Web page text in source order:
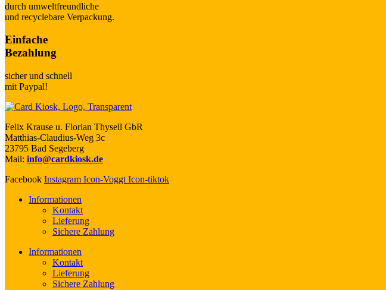
durch umweltfreundliche
und recyclebare Verpackung.
Einfache
Bezahlung
sicher und schnell
mit Paypal!
Felix Krause u. Florian Thysell GbR
Matthias-Claudius-Weg 3c
23795 Bad Segeberg
Mail: info@cardkiosk.de
Facebook Instagram Icon-Voggt Icon-tiktok
Informationen
Kontakt
Lieferung
Sichere Zahlung
Informationen
Kontakt
Lieferung
Sichere Zahlung